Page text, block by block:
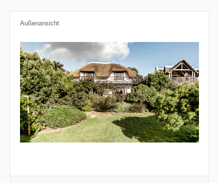
Außenansicht